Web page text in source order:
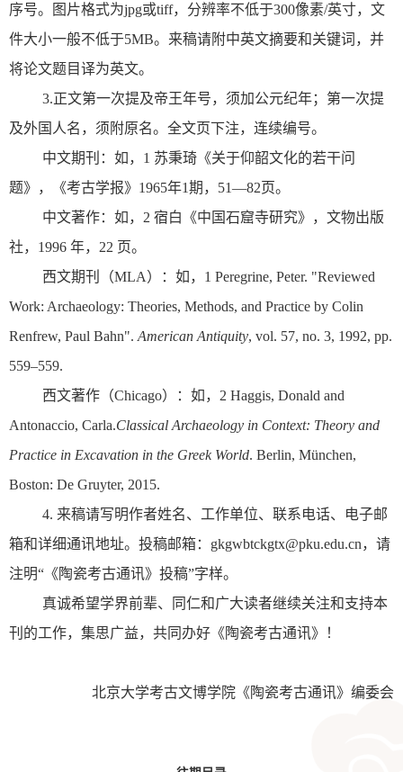
序号。图片格式为jpg或tiff，分辨率不低于300像素/英寸，文
件大小一般不低于5MB。来稿请附中英文摘要和关键词，并
将论文题目译为英文。
3.正文第一次提及帝王年号，须加公元纪年；第一次提
及外国人名，须附原名。全文页下注，连续编号。
中文期刊：如，1 苏秉琦《关于仰韶文化的若干问
题》，《考古学报》1965年1期，51—82页。
中文著作：如，2 宿白《中国石窟寺研究》，文物出版
社，1996 年，22 页。
西文期刊（MLA）：如，1 Peregrine, Peter. "Reviewed
Work: Archaeology: Theories, Methods, and Practice by Colin
Renfrew, Paul Bahn". American Antiquity, vol. 57, no. 3, 1992, pp.
559–559.
西文著作（Chicago）：如，2 Haggis, Donald and
Antonaccio, Carla.Classical Archaeology in Context: Theory and
Practice in Excavation in the Greek World. Berlin, München,
Boston: De Gruyter, 2015.
4. 来稿请写明作者姓名、工作单位、联系电话、电子邮
箱和详细通讯地址。投稿邮箱：gkgwbtckgtx@pku.edu.cn，请
注明“《陶瓷考古通讯》投稿”字样。
真诚希望学界前辈、同仁和广大读者继续关注和支持本
刊的工作，集思广益，共同办好《陶瓷考古通讯》！
北京大学考古文博学院《陶瓷考古通讯》编委会